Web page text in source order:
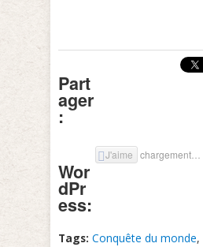
Part
ager
:
Wor
dPr
ess:
J'aime chargement…
Tags: Conquête du monde,